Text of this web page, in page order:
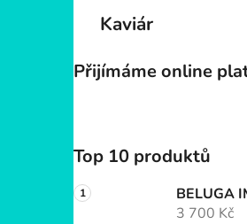
Kaviár
Přijímáme online
Top 10 produktů
BELUGA
3 700 Kč